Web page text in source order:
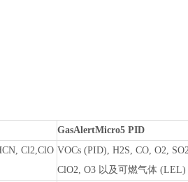
GasAlertMicro5 PID
Cl2,ClO VOCs (PID), H2S, CO, O2,
ClO2, O3 以及可燃气体 (LEL)